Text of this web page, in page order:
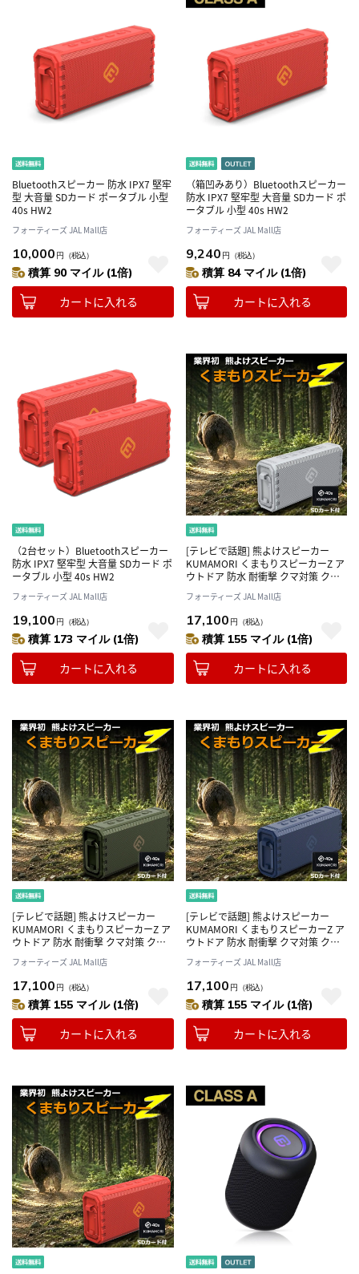
Bluetoothスピーカー 防水 IPX7 堅牢
型 大音量 SDカード ポータブル 小型
40s HW2
フォーティーズ JAL Mall店
10,000 円 （税込）
積算 90 マイル (1倍)
カートに入れる
（箱凹みあり）Bluetoothスピーカー
防水 IPX7 堅牢型 大音量 SDカード ポ
ータブル 小型 40s HW2
フォーティーズ JAL Mall店
9,240 円 （税込）
積算 84 マイル (1倍)
カートに入れる
（2台セット）Bluetoothスピーカー
防水 IPX7 堅牢型 大音量 SDカード ポ
ータブル 小型 40s HW2
フォーティーズ JAL Mall店
19,100 円 （税込）
積算 173 マイル (1倍)
カートに入れる
[テレビで話題] 熊よけスピーカー
KUMAMORI くまもりスピーカーZ ア
ウトドア 防水 耐衝撃 クマ対策 クマ
40s HW2
フォーティーズ JAL Mall店
17,100 円 （税込）
積算 155 マイル (1倍)
カートに入れる
[テレビで話題] 熊よけスピーカー
KUMAMORI くまもりスピーカーZ ア
ウトドア 防水 耐衝撃 クマ対策 クマ
40s HW2
フォーティーズ JAL Mall店
17,100 円 （税込）
積算 155 マイル (1倍)
カートに入れる
[テレビで話題] 熊よけスピーカー
KUMAMORI くまもりスピーカーZ ア
ウトドア 防水 耐衝撃 クマ対策 クマ
40s HW2
フォーティーズ JAL Mall店
17,100 円 （税込）
積算 155 マイル (1倍)
カートに入れる